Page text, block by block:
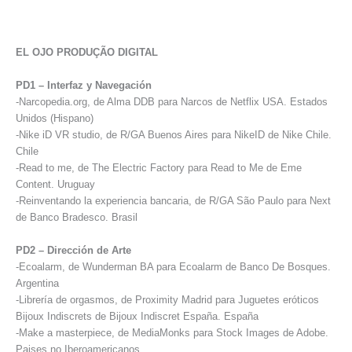
EL OJO PRODUÇÃO DIGITAL
PD1 – Interfaz y Navegación
-Narcopedia.org, de Alma DDB para Narcos de Netflix USA. Estados
Unidos (Hispano)
-Nike iD VR studio, de R/GA Buenos Aires para NikeID de Nike Chile.
Chile
-Read to me, de The Electric Factory para Read to Me de Eme
Content. Uruguay
-Reinventando la experiencia bancaria, de R/GA São Paulo para Next
de Banco Bradesco. Brasil
PD2 – Dirección de Arte
-Ecoalarm, de Wunderman BA para Ecoalarm de Banco De Bosques.
Argentina
-Librería de orgasmos, de Proximity Madrid para Juguetes eróticos
Bijoux Indiscrets de Bijoux Indiscret España. España
-Make a masterpiece, de MediaMonks para Stock Images de Adobe.
Paises no Iberoamericanos